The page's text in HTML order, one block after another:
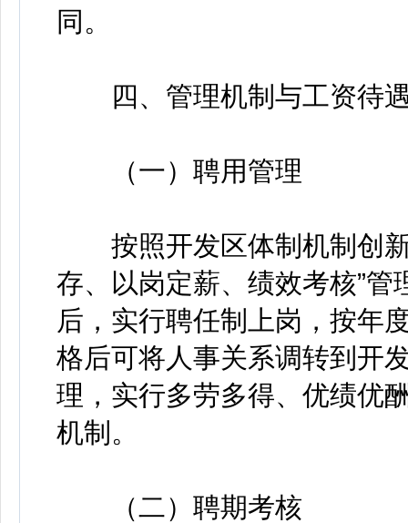
同。
四、管理机制与工资待
（一）聘用管理
按照开发区体制机制创新
存、以岗定薪、绩效考核”
后，实行聘任制上岗，按年
格后可将人事关系调转到开
理，实行多劳多得、优绩优
机制。
（二）聘期考核